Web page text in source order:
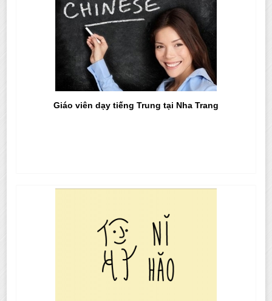
Giáo viên dạy tiếng Trung tại Nha Trang